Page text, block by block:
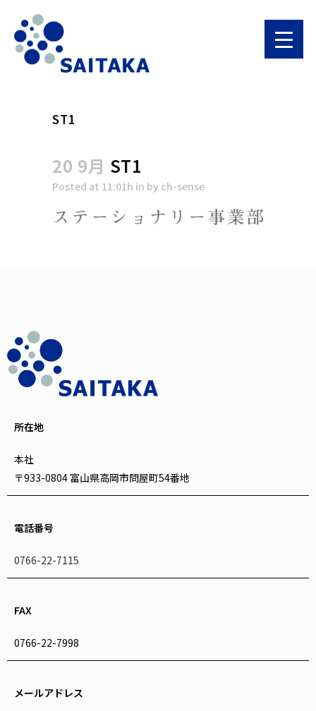
ST1
20 9月 ST1
Posted at 11:01h in by ch-sense
所在地
本社
〒933-0804 富山県高岡市問屋町54番地
電話番号
0766-22-7115
FAX
0766-22-7998
メールアドレス